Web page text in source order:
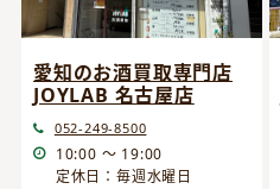
愛知のお酒買取専門店
JOYLAB 名古屋店
052-249-8500
10:00 ～ 19:00
定休日：毎週水曜日